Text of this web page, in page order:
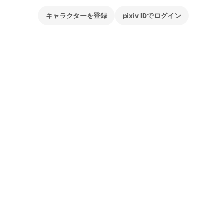
キャラクターを登録 pixiv IDでログイン